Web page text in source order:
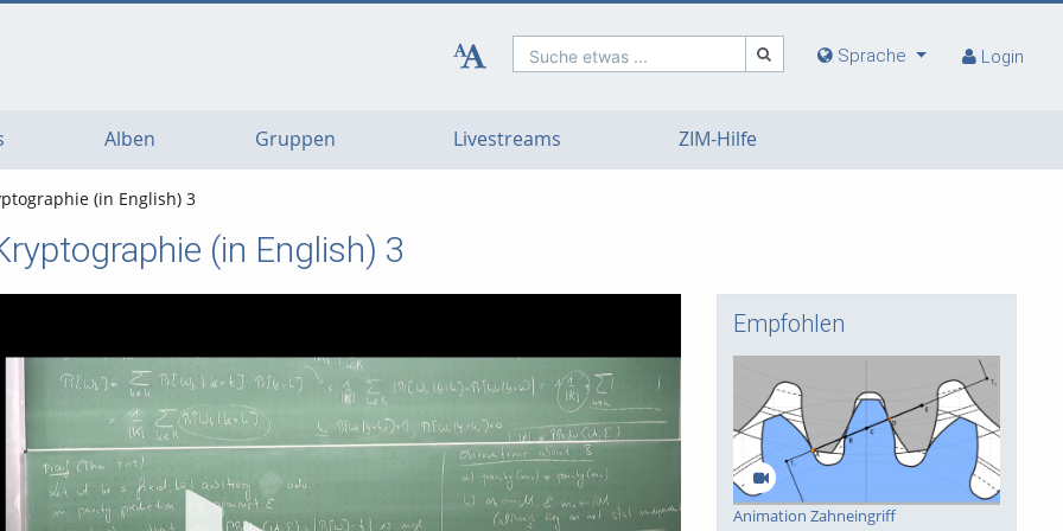
Suche etwas ... Sprache Login
Alben Gruppen Livestreams ZIM-Hilfe
(in English) 3
(in English) 3
Empfohlen
Animation Zahneingriff